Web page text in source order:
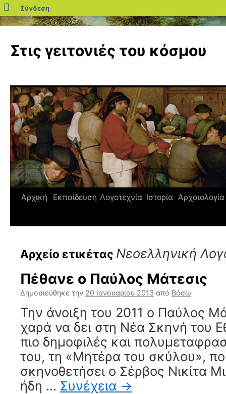
blogs.sch.gr
Σύνδεση
περιεχόμενο
Στις γειτονιές του κόσμου
Αρχική Εκπαίδευση Λογοτεχνία Ιστορία Αρχαιολογία
Αρχείο ετικέτας Νεοελληνική
Πέθανε ο Παύλος Μάτεσις
Δημοσιεύθηκε την 20 Ιανουαρίου 2013 από Βάσω
Την άνοιξη του 2011 ο Παύλος
χαρά να δει στη Νέα Σκηνή του
πιο δημοφιλές και
του, τη «Μητέρα του σκύλου»,
σκηνοθετήσει ο Σέρβος Νικίτα
ήδη … Συνέχεια →